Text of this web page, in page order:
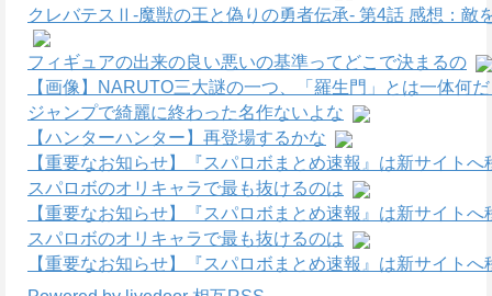
クレバテスⅡ-魔獣の王と偽りの勇者伝承- 第4話 感想：敵
フィギュアの出来の良い悪いの基準ってどこで決まるの
【画像】NARUTO三大謎の一つ、「羅生門」とは一体何
ジャンプで綺麗に終わった名作ないよな
【ハンターハンター】再登場するかな
【重要なお知らせ】『スパロボまとめ速報』は新サイトへ
スパロボのオリキャラで最も抜けるのは
【重要なお知らせ】『スパロボまとめ速報』は新サイトへ
スパロボのオリキャラで最も抜けるのは
【重要なお知らせ】『スパロボまとめ速報』は新サイトへ